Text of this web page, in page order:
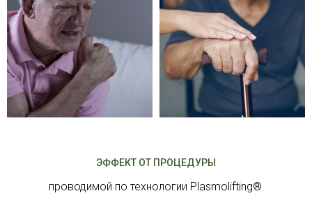
ЭФФЕКТ ОТ ПРОЦЕДУРЫ
проводимой по технологии Plasmolifting®